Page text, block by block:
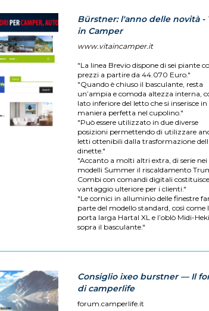
Bürstner: l'anno delle novità -
in Camper
www.vitaincamper.it
"La linea Brevio dispone di sei piante
prezzi a partire da 44.070 Euro."
"Quando è chiuso il basculante, resta
un’ampia e comoda altezza interna,
lato inferiore del letto che si inserisce in
maniera perfetta nel cupolino."
"Può essere utilizzato in due diverse
posizioni permettendo di utilizzare
letti ottenibili dalla trasformazione
dinette."
"Accanto a molti altri extra, di serie nei
modelli Summer il riscaldamento
Combi con comandi digitali
vantaggio ulteriore per i clienti."
"Le cornici in alluminio delle finestre
parte del modello standard, così come
porta larga Hartal XL e l’oblò Midi-Heki
sopra il basculante."
Consiglio ixeo burstner — Il
di camperlife
forum.camperlife.it